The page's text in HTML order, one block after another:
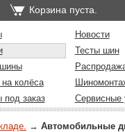
Корзина пуста.
Новости
Тесты шин
колёса
заказ Сервисные
→ Автомобильные